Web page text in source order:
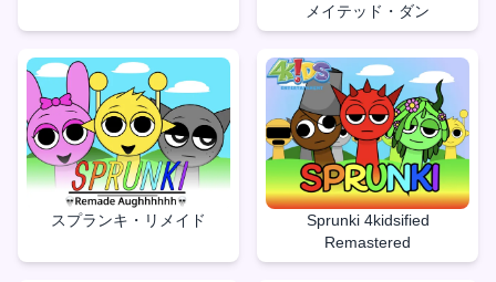
メイテッド・ダン
スプランキ・リメイド
Sprunki 4kidsified
Remastered